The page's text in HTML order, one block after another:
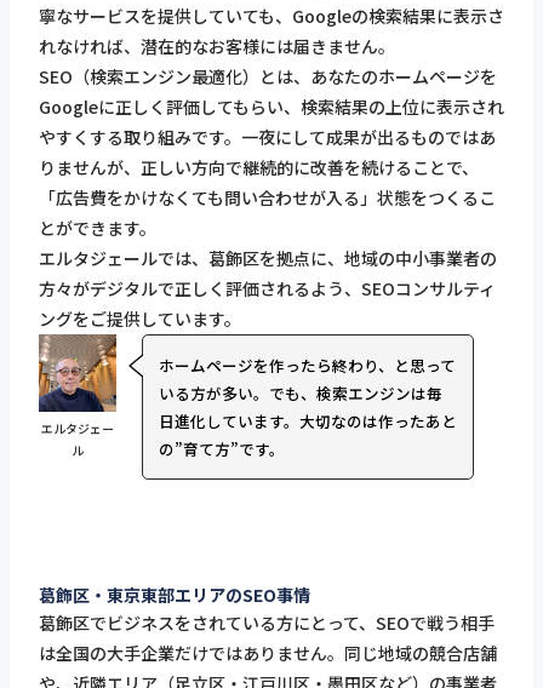
寧なサービスを提供していても、Googleの検索結果に表示さ
れなければ、潜在的なお客様には届きません。
SEO（検索エンジン最適化）とは、あなたのホームページを
Googleに正しく評価してもらい、検索結果の上位に表示され
やすくする取り組みです。一夜にして成果が出るものではあ
りませんが、正しい方向で継続的に改善を続けることで、
「広告費をかけなくても問い合わせが入る」状態をつくるこ
とができます。
エルタジェールでは、葛飾区を拠点に、地域の中小事業者の
方々がデジタルで正しく評価されるよう、SEOコンサルティ
ングをご提供しています。
エルタジェー
ル
ホームページを作ったら終わり、と思って
いる方が多い。でも、検索エンジンは毎
日進化しています。大切なのは作ったあと
の”育て方”です。
葛飾区・東京東部エリアのSEO事情
葛飾区でビジネスをされている方にとって、SEOで戦う相手
は全国の大手企業だけではありません。同じ地域の競合店舗
や、近隣エリア（足立区・江戸川区・墨田区など）の事業者